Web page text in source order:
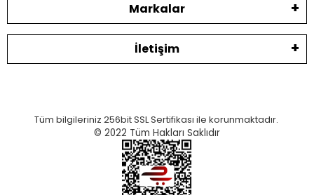
Markalar
İletişim
Tüm bilgileriniz 256bit SSL Sertifikası ile korunmaktadır.
© 2022 Tüm Hakları Saklıdır